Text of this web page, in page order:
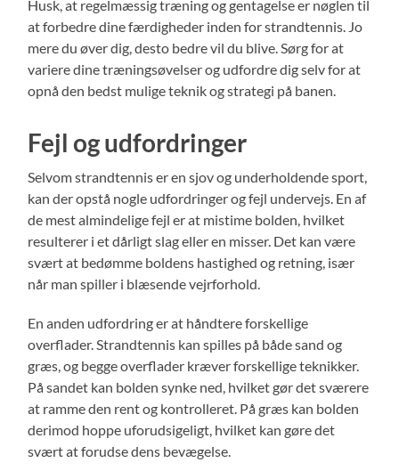
Husk, at regelmæssig træning og gentagelse er nøglen til
at forbedre dine færdigheder inden for strandtennis. Jo
mere du øver dig, desto bedre vil du blive. Sørg for at
variere dine træningsøvelser og udfordre dig selv for at
opnå den bedst mulige teknik og strategi på banen.
Fejl og udfordringer
Selvom strandtennis er en sjov og underholdende sport,
kan der opstå nogle udfordringer og fejl undervejs. En af
de mest almindelige fejl er at mistime bolden, hvilket
resulterer i et dårligt slag eller en misser. Det kan være
svært at bedømme boldens hastighed og retning, især
når man spiller i blæsende vejrforhold.
En anden udfordring er at håndtere forskellige
overflader. Strandtennis kan spilles på både sand og
græs, og begge overflader kræver forskellige teknikker.
På sandet kan bolden synke ned, hvilket gør det sværere
at ramme den rent og kontrolleret. På græs kan bolden
derimod hoppe uforudsigeligt, hvilket kan gøre det
svært at forudse dens bevægelse.